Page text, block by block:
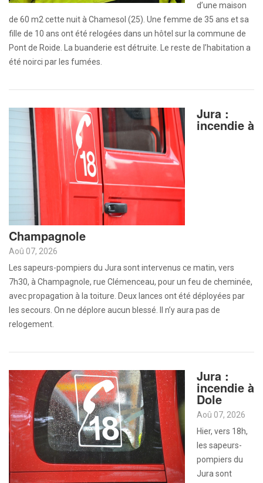
d’une maison
de 60 m2 cette nuit à Chamesol (25). Une femme de 35 ans et sa
fille de 10 ans ont été relogées dans un hôtel sur la commune de
Pont de Roide. La buanderie est détruite. Le reste de l’habitation a
été noirci par les fumées.
Jura :
incendie à
Champagnole
Aoû 07, 2026
Les sapeurs-pompiers du Jura sont intervenus ce matin, vers
7h30, à Champagnole, rue Clémenceau, pour un feu de cheminée,
avec propagation à la toiture. Deux lances ont été déployées par
les secours. On ne déplore aucun blessé. Il n’y aura pas de
relogement.
Jura :
incendie à
Dole
Aoû 07, 2026
Hier, vers 18h,
les sapeurs-
pompiers du
Jura sont